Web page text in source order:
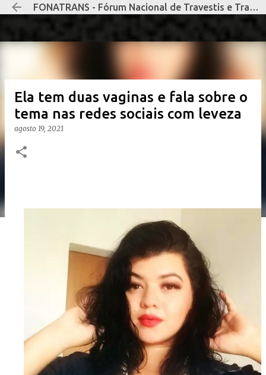
Pular para o conteúdo principal
FONATRANS - Fórum Nacional de Travestis e Transexuais Negras e Negros
Ela tem duas vaginas e fala sobre o
tema nas redes sociais com leveza
agosto 19, 2021